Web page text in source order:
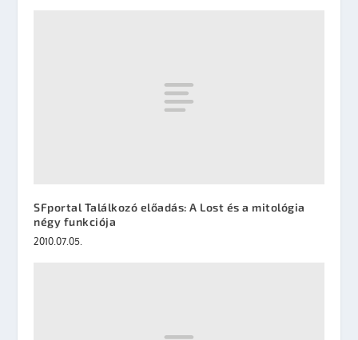
SFportal Találkozó előadás: A Lost és a mitológia
négy funkciója
2010.07.05.